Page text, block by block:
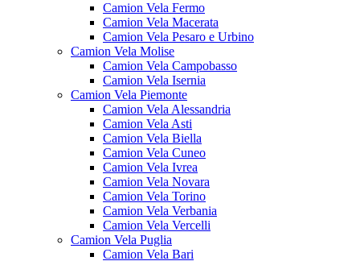
Camion Vela Fermo
Camion Vela Macerata
Camion Vela Pesaro e Urbino
Camion Vela Molise
Camion Vela Campobasso
Camion Vela Isernia
Camion Vela Piemonte
Camion Vela Alessandria
Camion Vela Asti
Camion Vela Biella
Camion Vela Cuneo
Camion Vela Ivrea
Camion Vela Novara
Camion Vela Torino
Camion Vela Verbania
Camion Vela Vercelli
Camion Vela Puglia
Camion Vela Bari